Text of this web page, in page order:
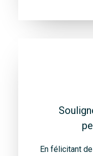
En félicitant